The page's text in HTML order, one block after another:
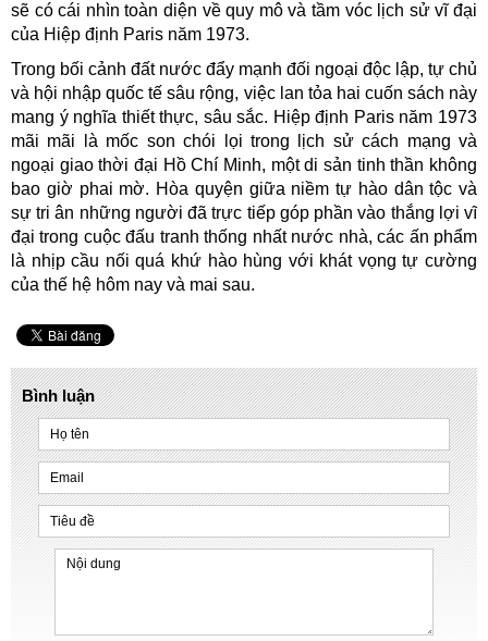
sẽ có cái nhìn toàn diện về quy mô và tầm vóc lịch sử vĩ đại
của Hiệp định Paris năm 1973.
Trong bối cảnh đất nước đẩy mạnh đối ngoại độc lập, tự chủ
và hội nhập quốc tế sâu rộng, việc lan tỏa hai cuốn sách này
mang ý nghĩa thiết thực, sâu sắc. Hiệp định Paris năm 1973
mãi mãi là mốc son chói lọi trong lịch sử cách mạng và
ngoại giao thời đại Hồ Chí Minh, một di sản tinh thần không
bao giờ phai mờ. Hòa quyện giữa niềm tự hào dân tộc và
sự tri ân những người đã trực tiếp góp phần vào thắng lợi vĩ
đại trong cuộc đấu tranh thống nhất nước nhà, các ấn phẩm
là nhịp cầu nối quá khứ hào hùng với khát vọng tự cường
của thế hệ hôm nay và mai sau.
Bình luận